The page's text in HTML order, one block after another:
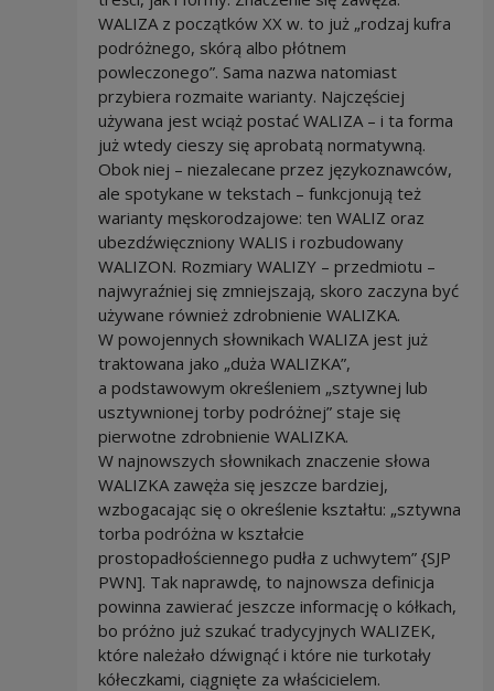
WALIZA z początków XX w. to już „rodzaj kufra
podróżnego, skórą albo płótnem
powleczonego”. Sama nazwa natomiast
przybiera rozmaite warianty. Najczęściej
używana jest wciąż postać WALIZA – i ta forma
już wtedy cieszy się aprobatą normatywną.
Obok niej – niezalecane przez językoznawców,
ale spotykane w tekstach – funkcjonują też
warianty męskorodzajowe: ten WALIZ oraz
ubezdźwięczniony WALIS i rozbudowany
WALIZON. Rozmiary WALIZY – przedmiotu –
najwyraźniej się zmniejszają, skoro zaczyna być
używane również zdrobnienie WALIZKA.
W powojennych słownikach WALIZA jest już
traktowana jako „duża WALIZKA”,
a podstawowym określeniem „sztywnej lub
usztywnionej torby podróżnej” staje się
pierwotne zdrobnienie WALIZKA.
W najnowszych słownikach znaczenie słowa
WALIZKA zawęża się jeszcze bardziej,
wzbogacając się o określenie kształtu: „sztywna
torba podróżna w kształcie
prostopadłościennego pudła z uchwytem” {SJP
PWN]. Tak naprawdę, to najnowsza definicja
powinna zawierać jeszcze informację o kółkach,
bo próżno już szukać tradycyjnych WALIZEK,
które należało dźwignąć i które nie turkotały
kółeczkami, ciągnięte za właścicielem.